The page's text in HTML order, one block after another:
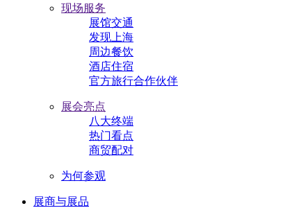
现场服务
展馆交通
发现上海
周边餐饮
酒店住宿
官方旅行合作伙伴
展会亮点
八大终端
热门看点
商贸配对
为何参观
展商与展品